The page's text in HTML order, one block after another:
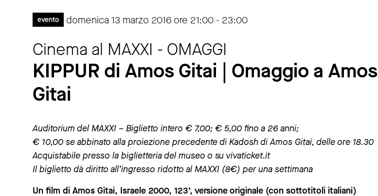
evento domenica 13 marzo 2016 ore 21:00 - 23:00
Cinema al MAXXI - OMAGGI
KIPPUR di Amos Gitai | Omaggio a Amos
Gitai
Auditorium del MAXXI – Biglietto intero € 7,00; € 5,00 fino a 26 anni;
€ 10,00 se abbinato alla proiezione precedente di Kadosh di Amos Gitai, delle ore 18.30
Acquistabile presso la biglietteria del museo o su vivaticket.it
Il biglietto dà diritto all’ingresso ridotto al MAXXI (8€) per una settimana
Un film di Amos Gitai, Israele 2000, 123’, versione originale (con sottotitoli italiani)